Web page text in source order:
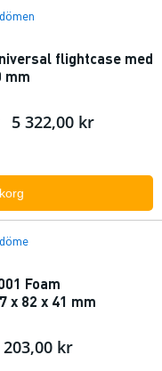
flightcase med
mm
5 322,00 kr
Foam
x 82 x 41 mm
203,00 kr